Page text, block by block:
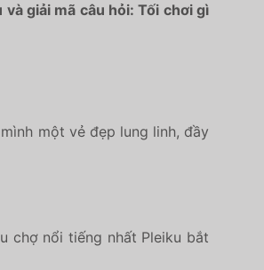
giải mã câu hỏi: Tối chơi gì
một vẻ đẹp lung linh, đầy
chợ nổi tiếng nhất Pleiku bắt